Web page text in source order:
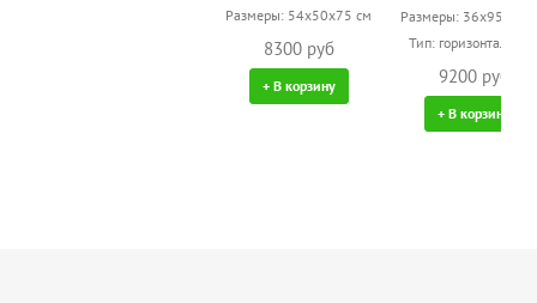
Размеры: 54х50х75 см
8300 руб
+ В корзину
Размеры: 36х95х95
Тип:
9200 руб
+ В корзину